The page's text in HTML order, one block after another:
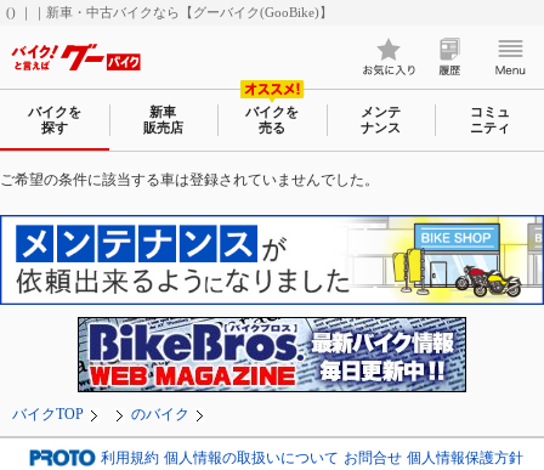
() ｜｜新車・中古バイクなら【グーバイク(GooBike)】
バイクを
探す
新車
販売店
バイクを
売る
メンテ
ナンス
コミュ
ニティ
ご希望の条件に該当する車は登録されていませんでした。
バイクTOP のバイク
利用規約 個人情報の取扱いについて お問合せ 個人情報保護方針